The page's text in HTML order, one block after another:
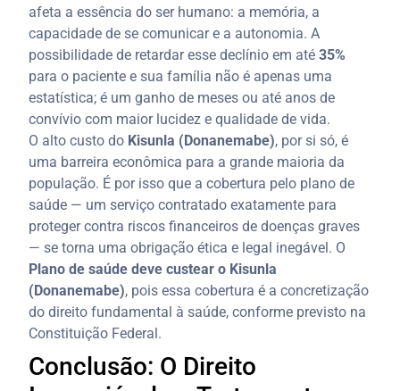
afeta a essência do ser humano: a memória, a
capacidade de se comunicar e a autonomia. A
possibilidade de retardar esse declínio em até35%
para o paciente e sua família não é apenas uma
estatística; é um ganho de meses ou até anos de
convívio com maior lucidez e qualidade de vida.
O alto custo do Kisunla (Donanemabe), por si só, é
uma barreira econômica para a grande maioria da
população. É por isso que a cobertura pelo plano de
saúde — um serviço contratado exatamente para
proteger contra riscos financeiros de doenças graves
— se torna uma obrigação ética e legal inegável. O
Plano de saúde deve custear o Kisunla
(Donanemabe), pois essa cobertura é a concretização
do direito fundamental à saúde, conforme previsto na
Constituição Federal.
Conclusão: O Direito